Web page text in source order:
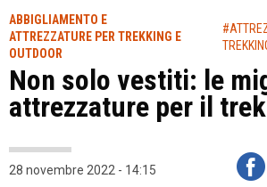
ABBIGLIAMENTO E
ATTREZZATURE PER TREKKING E
OUTDOOR
Non solo vestiti: le
attrezzature per il
28 novembre 2022 - 14:15